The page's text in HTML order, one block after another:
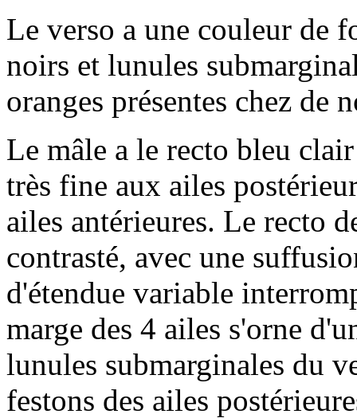
Le verso a une couleur de
noirs et lunules
oranges présentes chez de
Le mâle a le recto bleu
très fine aux ailes
ailes antérieures. Le recto
contrasté, avec une
d'étendue variable
marge des 4 ailes s'orne
lunules submarginales du
festons des ailes